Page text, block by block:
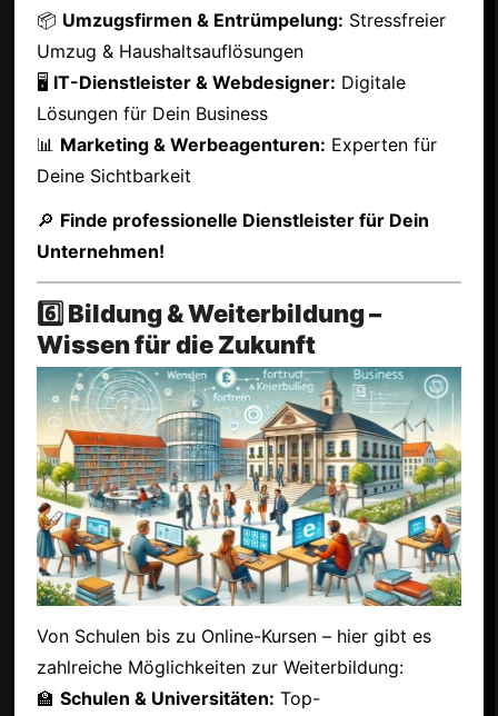
📦 Umzugsfirmen & Entrümpelung: Stressfreier
Umzug & Haushaltsauflösungen
🖥 IT-Dienstleister & Webdesigner: Digitale
Lösungen für Dein Business
📊 Marketing & Werbeagenturen: Experten für
Deine Sichtbarkeit
🔎 Finde professionelle Dienstleister für Dein
Unternehmen!
6️⃣ Bildung & Weiterbildung –
Wissen für die Zukunft
Von Schulen bis zu Online-Kursen – hier gibt es
zahlreiche Möglichkeiten zur Weiterbildung:
🏫 Schulen & Universitäten: Top-